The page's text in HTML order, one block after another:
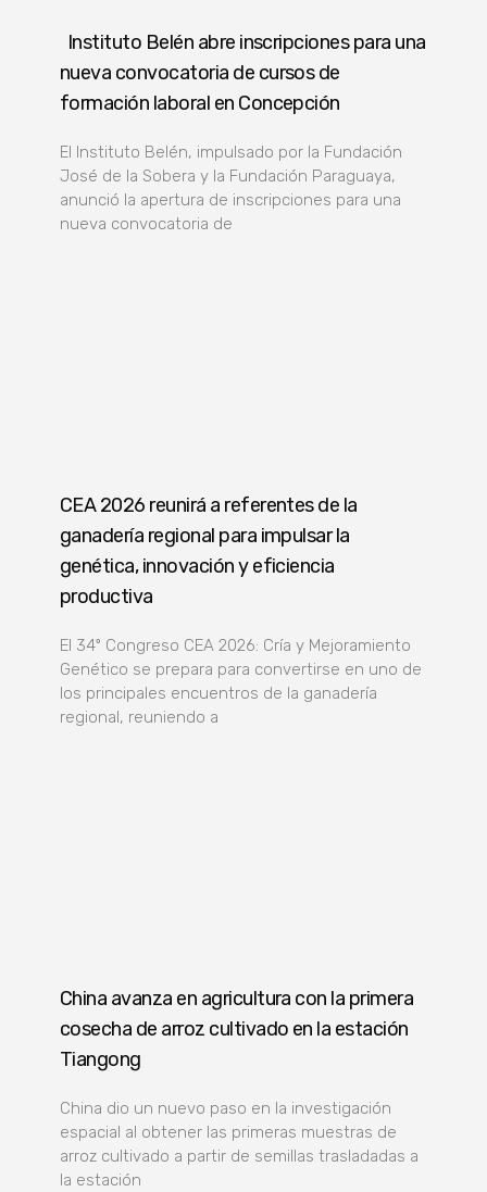
Instituto Belén abre inscripciones para una
nueva convocatoria de cursos de
formación laboral en Concepción
El Instituto Belén, impulsado por la Fundación
José de la Sobera y la Fundación Paraguaya,
anunció la apertura de inscripciones para una
nueva convocatoria de
CEA 2026 reunirá a referentes de la
ganadería regional para impulsar la
genética, innovación y eficiencia
productiva
El 34º Congreso CEA 2026: Cría y Mejoramiento
Genético se prepara para convertirse en uno de
los principales encuentros de la ganadería
regional, reuniendo a
China avanza en agricultura con la primera
cosecha de arroz cultivado en la estación
Tiangong
China dio un nuevo paso en la investigación
espacial al obtener las primeras muestras de
arroz cultivado a partir de semillas trasladadas a
la estación